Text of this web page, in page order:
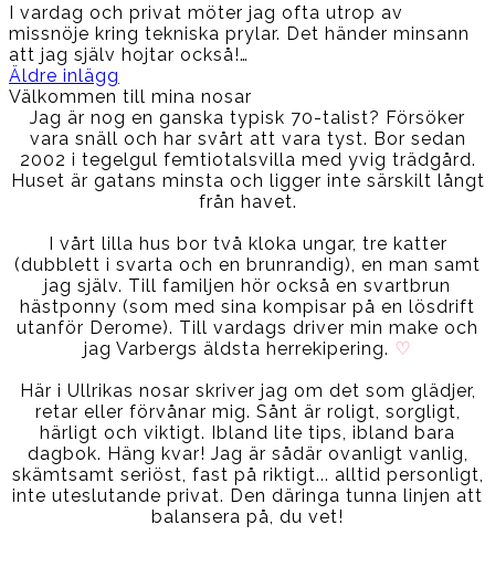
I vardag och privat möter jag ofta utrop av
missnöje kring tekniska prylar. Det händer minsann
att jag själv hojtar också!…
Inläggsnavigering
Äldre inlägg
Välkommen till mina nosar
Jag är nog en ganska typisk 70-talist? Försöker
vara snäll och har svårt att vara tyst. Bor sedan
2002 i tegelgul femtiotalsvilla med yvig trädgård.
Huset är gatans minsta och ligger inte särskilt långt
från havet.
I vårt lilla hus bor två kloka ungar, tre katter
(dubblett i svarta och en brunrandig), en man samt
jag själv. Till familjen hör också en svartbrun
hästponny (som med sina kompisar på en lösdrift
utanför Derome). Till vardags driver min make och
jag Varbergs äldsta herrekipering. ♡
Här i Ullrikas nosar skriver jag om det som glädjer,
retar eller förvånar mig. Sånt är roligt, sorgligt,
härligt och viktigt. Ibland lite tips, ibland bara
dagbok. Häng kvar! Jag är sådär ovanligt vanlig,
skämtsamt seriöst, fast på riktigt... alltid personligt,
inte uteslutande privat. Den däringa tunna linjen att
balansera på, du vet!